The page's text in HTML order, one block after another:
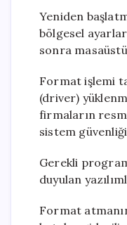
Yeniden
bölgesel
sonra
Format işlemi
(driver)
firmaların
sistem
Gerekli
duyulan
Format